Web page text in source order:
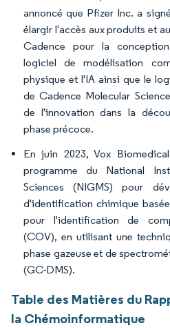
annoncé que Pfizer Inc. a
élargir l'accès aux produits et
Cadence pour la
logiciel de modélisation
physique et l'IA ainsi que le
de Cadence Molecular
de l'innovation dans la
phase précoce.
En juin 2023, Vox
programme du National
Sciences (NIGMS) pour
d'identification chimique
pour l'identification de
(COV), en utilisant une
phase gazeuse et de
(GC-DMS).
Table des Matières du
la Chémoinformatique